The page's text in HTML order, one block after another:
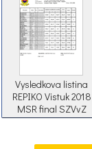
Vysledkova listina
REPIKO Vistuk 2018
MSR final SZVvZ